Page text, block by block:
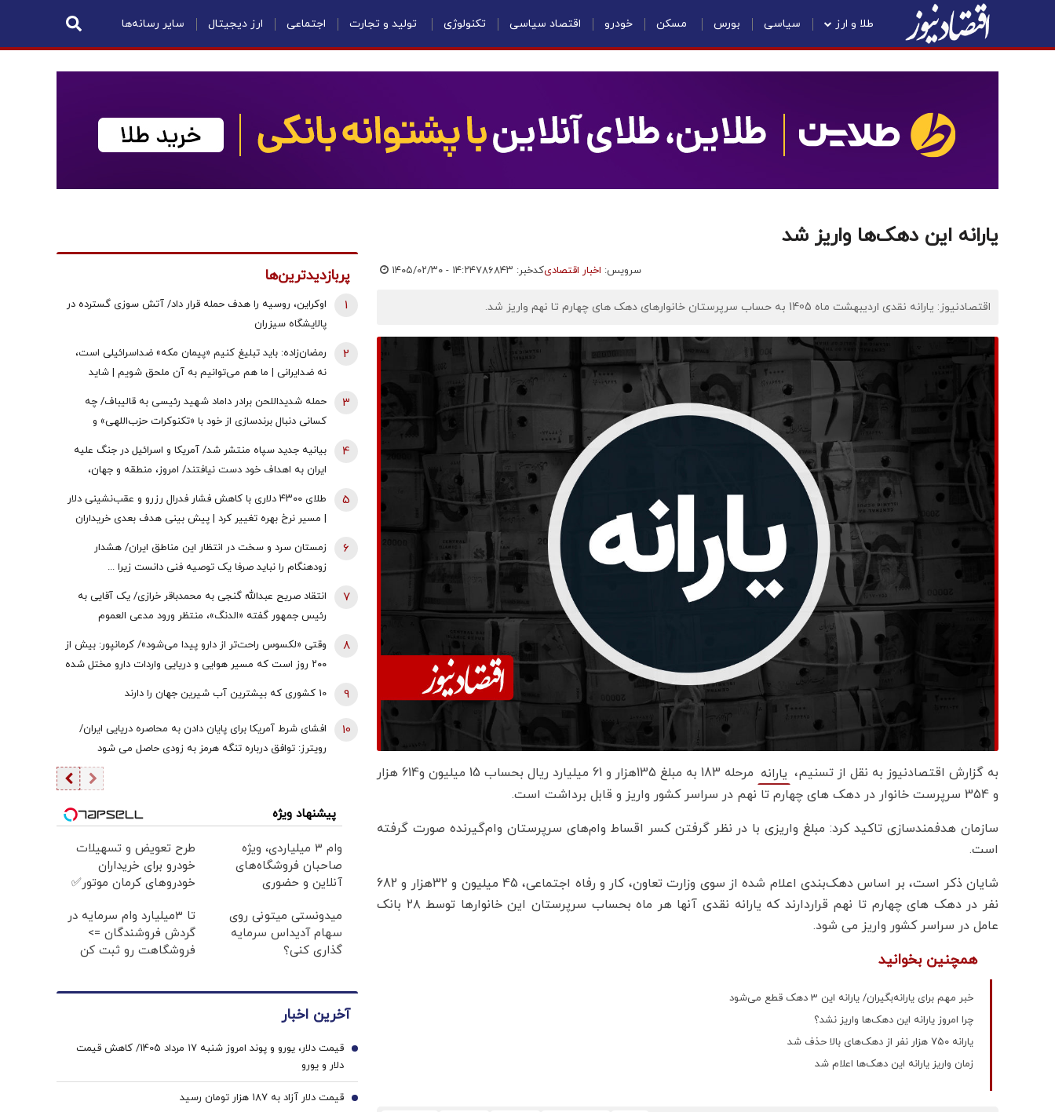
طلا و ارز سیاسی بورس مسکن خودرو اقتصاد سیاسی تکنولوژی تولید و تجارت اجتماعی ارز دیجیتال سایر رسانه‌ها
یارانه این دهک‌ها واریز شد
سرویس: اخبار اقتصادیکدخبر: ۷۸۶۸۴۳ ۱۴۰۵/۰۲/۳۰ - ۱۴:۲۴
اقتصادنیوز: یارانه نقدی اردیبهشت ماه 1405 به حساب سرپرستان خانوارهای دهک های چهارم تا نهم واریز شد.
به گزارش اقتصادنیوز به نقل از تسنیم، یارانه
مرحله 183 به مبلغ 135هزار و 61 میلیارد ریال بحساب 15 میلیون و614 هزار
و 354 سرپرست خانوار در دهک های چهارم تا نهم در سراسر کشور واریز و قابل برداشت است.
سازمان هدفمندسازی تاکید کرد: مبلغ واریزی با در نظر گرفتن کسر اقساط وام‌های سرپرستان وام‌گیرنده صورت گرفته
است.
شایان ذکر است، بر اساس دهک‌بندی اعلام شده از سوی وزارت تعاون، کار و رفاه اجتماعی، 45 میلیون و 32هزار و 682
نفر در دهک های چهارم تا نهم قراردارند که یارانه نقدی آنها هر ماه بحساب سرپرستان این خانوارها توسط ٢٨ بانک
عامل در سراسر کشور واریز می شود.
همچنین بخوانید
خبر مهم برای یارانه‌بگیران/ یارانه این 3 دهک قطع می‌شود
چرا امروز یارانه این دهک‌ها واریز نشد؟
یارانه ۷۵۰ هزار نفر از دهک‌های بالا حذف شد
زمان واریز یارانه این دهک‌ها اعلام شد
پربازدیدترین‌ها
اوکراین، روسیه را هدف حمله قرار داد/ آتش سوزی گسترده در
پالایشگاه سیزران
1
رمضان‌زاده: باید تبلیغ کنیم «پیمان مکه» ضداسرائیلی است،
نه ضدایرانی | ما هم می‌توانیم به آن ملحق شویم | شاید
2
حمله شدیداللحن برادر داماد شهید رئیسی به قالیباف/ چه
کسانی دنبال برندسازی از خود با «تکنوکرات حزب‌اللهی» و
3
بیانیه جدید سپاه منتشر شد/ آمریکا و اسرائیل در جنگ علیه
ایران به اهداف خود دست نیافتند/ امروز، منطقه و جهان،
4
طلای ۴۳۰۰ دلاری با کاهش فشار فدرال رزرو و عقب‌نشینی دلار
| مسیر نرخ بهره تغییر کرد | پیش بینی هدف بعدی خریداران
5
زمستان سرد و سخت در انتظار این مناطق ایران/ هشدار
زودهنگام را نباید صرفا یک توصیه فنی دانست زیرا ...
6
انتقاد صریح عبدالله گنجی به محمدباقر خرازی/ یک آقایی به
رئیس جمهور گفته «الدنگ»، منتظر ورود مدعی العموم
قوه قضائیه ورود نمی‌کند؟
7
وقتی «لکسوس راحت‌تر از دارو پیدا می‌شود»/ کرمانپور: بیش از
۲۰۰ روز است که مسیر هوایی و دریایی واردات دارو مختل شده
8
10 کشوری که بیشترین آب شیرین جهان را دارند 9
افشای شرط آمریکا برای پایان دادن به محاصره دریایی ایران/
رویترز: توافق درباره تنگه هرمز به زودی حاصل می شود
10
پیشنهاد ویژه
وام ۳ میلیاردی، ویژه
صاحبان فروشگاه‌های
آنلاین و حضوری
طرح تعویض و تسهیلات
خودرو برای خریداران
خودروهای کرمان موتور✅
میدونستی میتونی روی
سهام آدیداس سرمایه
گذاری کنی؟
تا 3میلیارد وام سرمایه در
گردش فروشندگان =>
فروشگاهت رو ثبت کن
آخرین اخبار
قیمت دلار، یورو و پوند امروز شنبه ۱۷ مرداد 1405/ کاهش قیمت
دلار و یورو
1
قیمت دلار آزاد به 187 هزار تومان رسید 2